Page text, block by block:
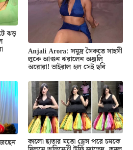
ঝড়
Anjali Arora: সমুদ্র সৈকতে সাহসী
লুকে আগুন ঝরালেন অঞ্জলি
অরোরা! ভাইরাল হল সেই ছবি
কালো ছাতার মতো ড্রেস পরে চমকে